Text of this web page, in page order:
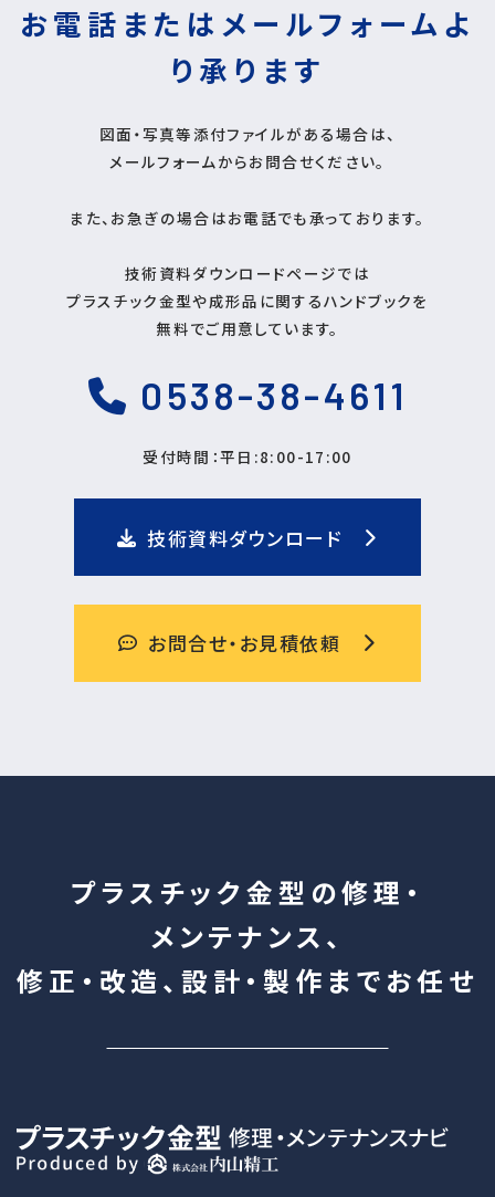
お電話またはメールフォームよ
り 承ります
図面・写真等添付ファイルがある場合は、
メールフォームからお問合せください。
また、お急ぎの場合はお電話でも承っております。
技術資料ダウンロードページでは
プラスチック金型や成形品に関するハンドブックを
無料でご用意しています。
0538-38-4611
受付時間：平日:8:00-17:00
技術資料ダウンロード
お問合せ・お見積依頼
プラスチック金型の修理・
メンテナンス、
修正・改造、設計・製作まで お任せ